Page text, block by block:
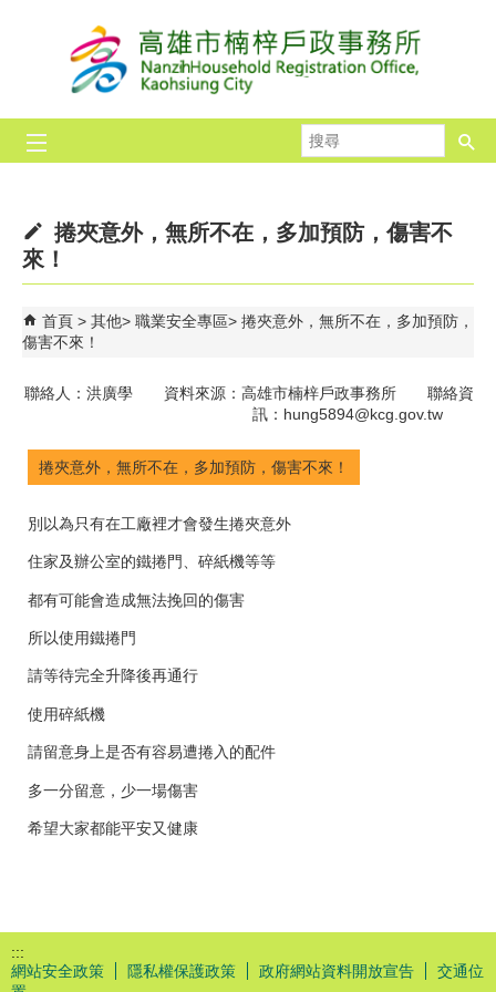
尋
捲夾意外，無所不在，多加預防，傷害不
來！
首頁 其他 職業安全專區
捲夾意外，無所不在，多加預防，
傷害不來！
聯絡人：洪廣學 資料來源：高雄市楠梓戶政事務所 聯絡資
訊：hung5894@kcg.gov.tw
捲夾意外，無所不在，多加預防，傷害不來！
別以為只有在工廠裡才會發生捲夾意外
住家及辦公室的鐵捲門、碎紙機等等
都有可能會造成無法挽回的傷害
所以使用鐵捲門
請等待完全升降後再通行
使用碎紙機
請留意身上是否有容易遭捲入的配件
多一分留意，少一場傷害
希望大家都能平安又健康
:::
網站安全政策
隱私權保護政策 政府網站資料開放宣告
交通位